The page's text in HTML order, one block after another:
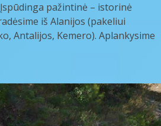
Įspūdinga pažintinė – istorinė
iš Alanijos (pakeliui
Antalijos, Kemero). Aplankysime